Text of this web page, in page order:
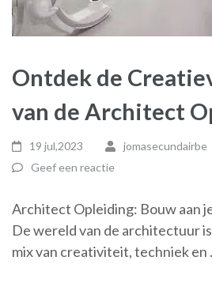
Ontdek de
van de Architect
19 jul,2023
jomasecundairbe
Geef een reactie
Architect Opleiding: Bouw aan
De wereld van de architectuur
mix van creativiteit, techniek en